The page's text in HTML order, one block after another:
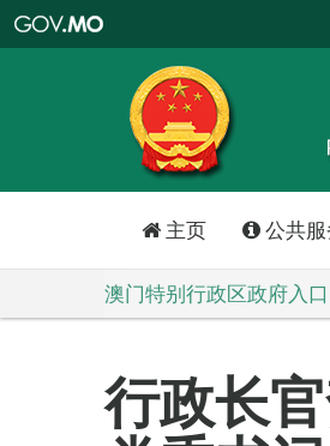
特
政
区
政
口
主页 公共服
澳门特别行政区政府入
行政长